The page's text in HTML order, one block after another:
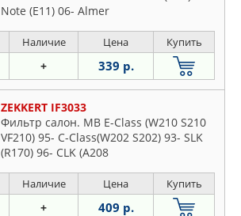
Note (E11) 06- Almer
Наличие Цена Купить
+ 339 р.
ZEKKERT IF3033
Фильтр салон. MB E-Class (W210 S210
VF210) 95- C-Class(W202 S202) 93- SLK
(R170) 96- CLK (A208
Наличие Цена Купить
+ 409 р.